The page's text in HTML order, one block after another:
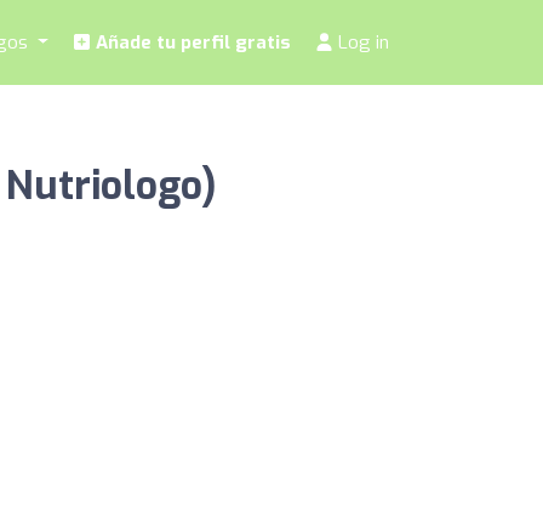
Añade tu perfil gratis Log in